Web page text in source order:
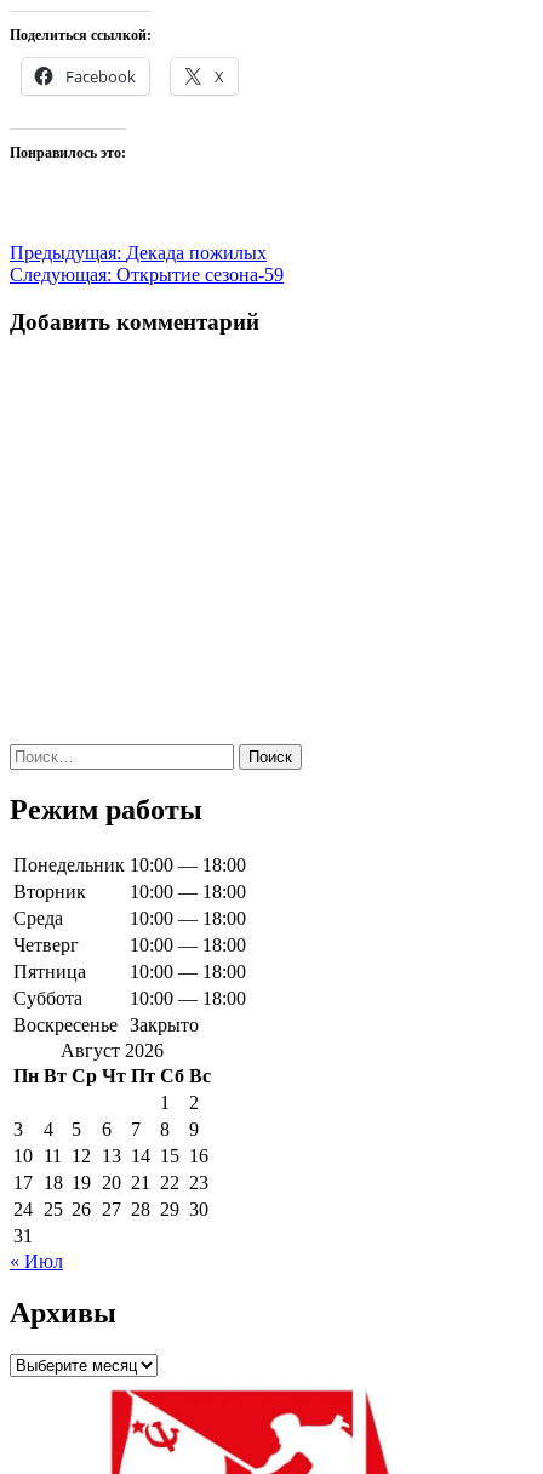
Поделиться ссылкой:
Facebook X
Понравилось это:
Навигация
по
записям
Предыдущая: Декада пожилых
Следующая: Открытие сезона-59
Добавить комментарий
Найти:
Режим работы
Понедельник 10:00 — 18:00
Вторник
10:00 — 18:00
Среда
10:00 — 18:00
Четверг
10:00 — 18:00
Пятница
10:00 — 18:00
Суббота
10:00 — 18:00
Воскресенье Закрыто
Август 2026
Пн Вт Ср Чт Пт Сб Вс
1
2
3
4 5 6 7 8
9
10 11 12 13 14 15 16
17 18 19 20 21 22 23
24 25 26 27 28 29 30
31
« Июл
Архивы
Архивы